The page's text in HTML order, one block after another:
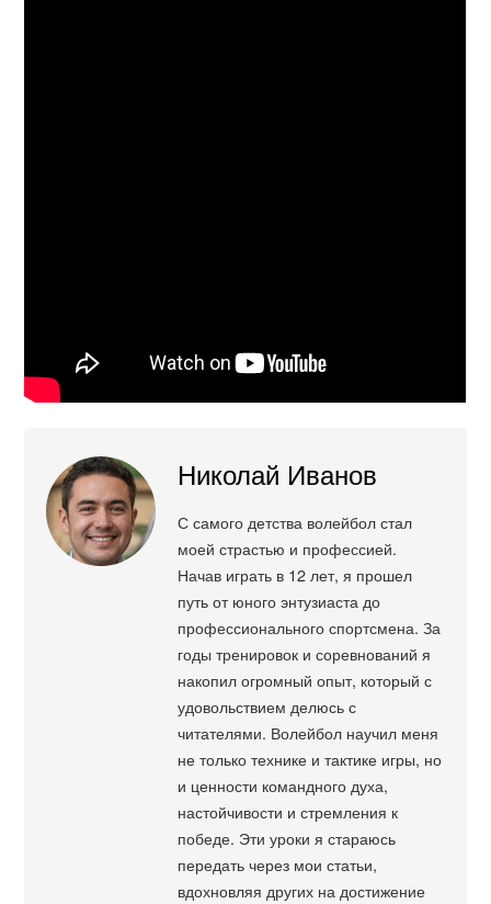
Николай Иванов
С самого детства волейбол стал
моей страстью и профессией.
Начав играть в 12 лет, я прошел
путь от юного энтузиаста до
профессионального спортсмена. За
годы тренировок и соревнований я
накопил огромный опыт, который с
удовольствием делюсь с
читателями. Волейбол научил меня
не только технике и тактике игры, но
и ценности командного духа,
настойчивости и стремления к
победе. Эти уроки я стараюсь
передать через мои статьи,
вдохновляя других на достижение